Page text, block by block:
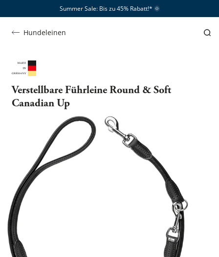
Summer Sale: Bis zu 45% Rabatt!*​ 🌞
Hundeleinen
Verstellbare Führleine Round & Soft
Canadian Up